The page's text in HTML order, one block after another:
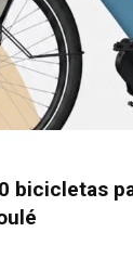
bicicletas